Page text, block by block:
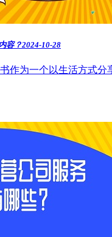
容？2024-10-28
作为一个以生活方式